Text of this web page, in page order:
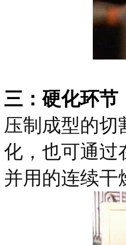
三： 硬化环节
压制成型的切
化，也可通过
并用的连续干